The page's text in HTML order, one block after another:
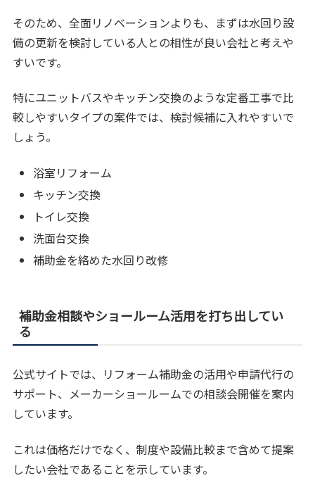
そのため、全面リノベーションよりも、まずは水回り設
備の更新を検討している人との相性が良い会社と考えや
すいです。
特にユニットバスやキッチン交換のような定番工事で比
較しやすいタイプの案件では、検討候補に入れやすいで
しょう。
浴室リフォーム
キッチン交換
トイレ交換
洗面台交換
補助金を絡めた水回り改修
補助金相談やショールーム活用を打ち出してい
る
公式サイトでは、リフォーム補助金の活用や申請代行の
サポート、メーカーショールームでの相談会開催を案内
しています。
これは価格だけでなく、制度や設備比較まで含めて提案
したい会社であることを示しています。